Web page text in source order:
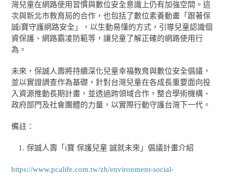
灣兒童在網路使用習慣與數位安全意識上仍有加強空間。這
次與新北巿教育局的合作，也包括了數位素養動畫「跟著保
誠i寶守護網路安全」，以生動易懂的方式，引導兒童認識個
資保護、網路霸凌防範等，讓兒童了解正確的網路使用行
為。
未來，保誠人壽將持續深化兒童幸福教育與數位安全倡議，
並以實證調查作為基礎，針對台灣兒童在各成長重要面向投
入資源推動長期計畫，並透過跨領域合作，整合學術機構、
政府部門及社會團體的力量，以實際行動守護台灣下一代。
備註：
保誠人壽「i寶 保護兒童 誠就未來」倡議計畫介紹
https://www.pcalife.com.tw/zh/environment-social-